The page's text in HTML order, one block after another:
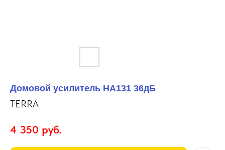
Домовой усилитель HA131 36дБ
TERRA
4 350 руб.